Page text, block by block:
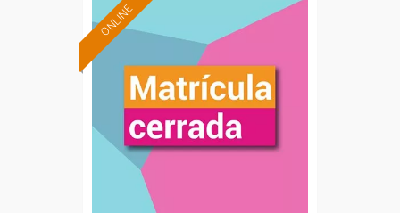
ONLINE